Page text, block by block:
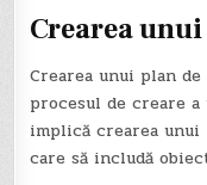
Crearea
Crearea unui plan
procesul de creare
implică crearea
care să includă